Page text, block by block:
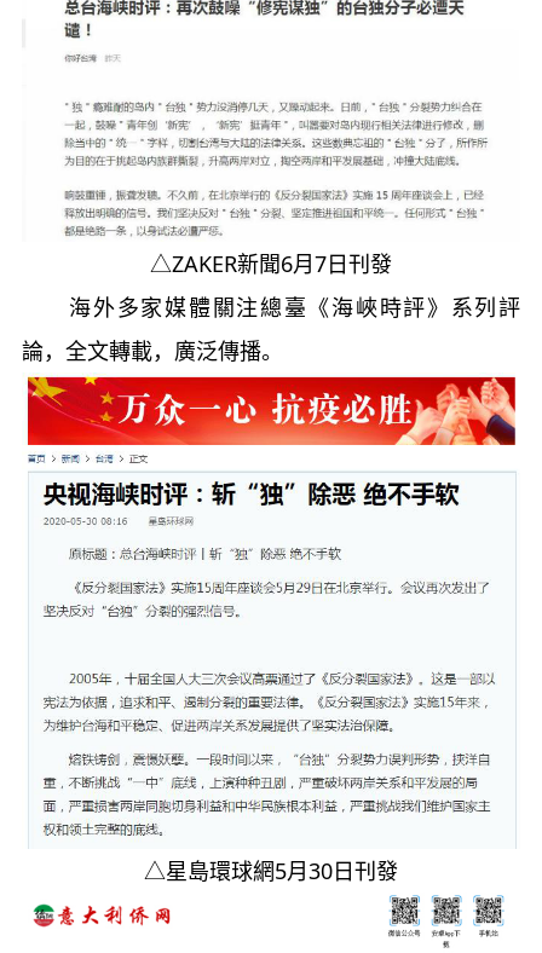
△ZAKER新聞6月7日刊發
海外多家媒體關注總臺《海峽時評》系列評
論，全文轉載，廣泛傳播。
△星島環球網5月30日刊發